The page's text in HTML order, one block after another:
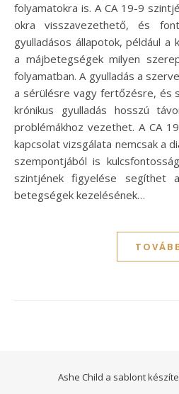
folyamatokra is. A CA 19-9
okra visszavezethető, és
gyulladásos állapotok, például a
a májbetegségek milyen
folyamatban. A gyulladás a
a sérülésre vagy fertőzésre, és
krónikus gyulladás hosszú
problémákhoz vezethet. A CA
kapcsolat vizsgálata nemcsak a
szempontjából is
szintjének figyelése segíthet
betegségek kezelésének…
Ashe Child a sablont